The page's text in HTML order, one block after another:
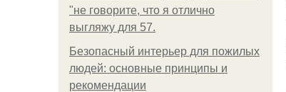
"не говорите, что я отлично
выгляжу для 57.
Безопасный интерьер для пожилых
людей: основные принципы и
рекомендации